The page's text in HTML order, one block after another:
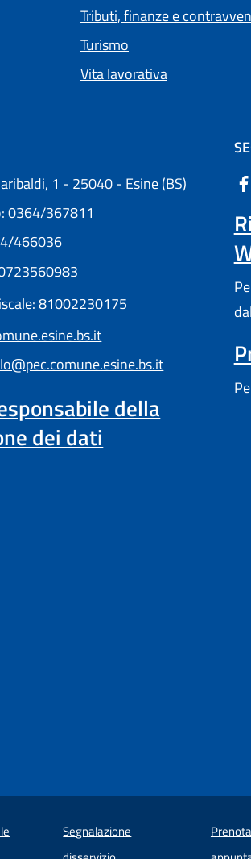
Tributi, finanze e
Turismo
Vita lavorativa
1 - 25040 - Esine (BS) (apre in
0364/367811
466036
81002230175
della
dei dati
Segnalazione